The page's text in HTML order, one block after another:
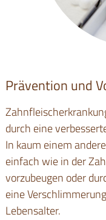
Prävention und
durch eine
In kaum einem
einfach wie in der
vorzubeugen oder
eine
Lebensalter.